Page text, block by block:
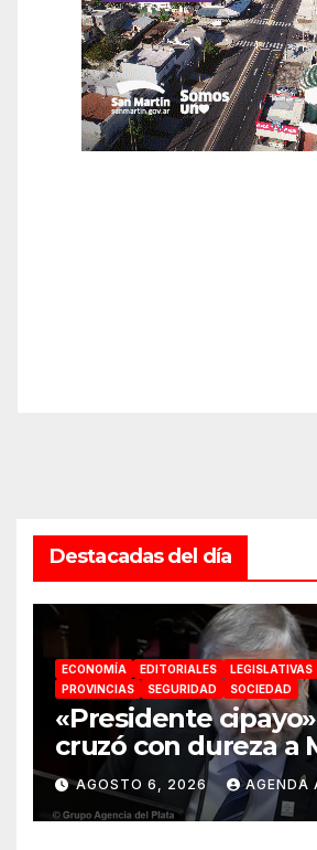
Destacadas del día
ECONOMÍA EDITORIALES LEGISLATIVAS
PROVINCIAS
SEGURIDAD SOCIEDAD
«Presidente
cruzó con dureza a
advirtió sobre un
político por traición
Patria
AGOSTO 6, 2026 AGENDA